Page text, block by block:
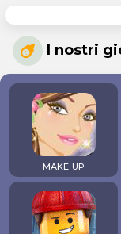
I nostri
MAKE-UP